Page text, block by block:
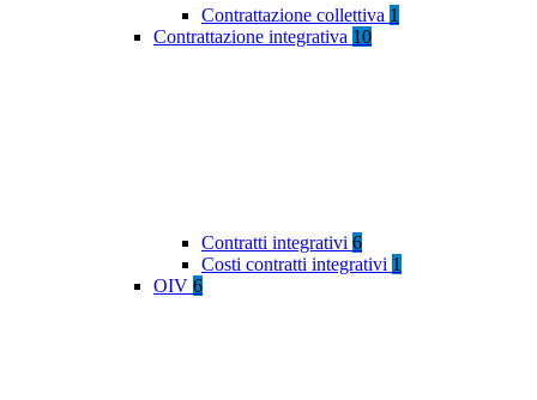
Contrattazione collettiva 1
Contrattazione integrativa 10
Contratti integrativi 6
Costi contratti integrativi 1
OIV 6